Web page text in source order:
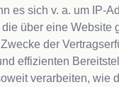
es sich v. a. um IP-
über eine Website
der
effizienten
verarbeiten,